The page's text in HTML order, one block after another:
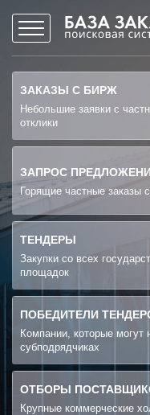
ЗАКАЗЫ С БИРЖ
Небольшие заявки с
отклики
ЗАПРОС
Горящие частные заказы
ТЕНДЕРЫ
Закупки со всех
площадок
ПОБЕДИТЕЛИ
Компании, которые могут
субподрядчиках
ОТБОРЫ
Крупные коммерческие